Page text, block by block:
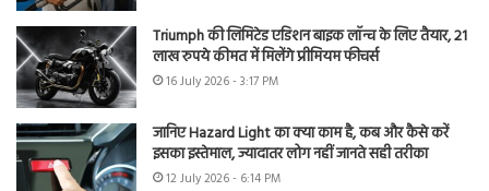
Triumph की लिमिटेड एडिशन बाइक लॉन्च के लिए तैयार, 21
लाख रुपये कीमत में मिलेंगे प्रीमियम फीचर्स
16 July 2026 - 3:17 PM
जानिए Hazard Light का क्या काम है, कब और कैसे करें
इसका इस्तेमाल, ज्यादातर लोग नहीं जानते सही तरीका
12 July 2026 - 6:14 PM